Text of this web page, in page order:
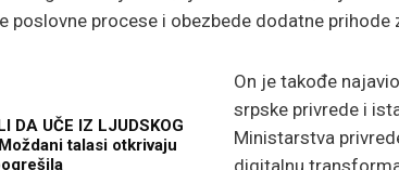
poslovne procese i obezbede dodatne prihode
DA UČE IZ LJUDSKOG
talasi otkrivaju
On je takođe
srpske privrede i
Ministarstva
digitalnu